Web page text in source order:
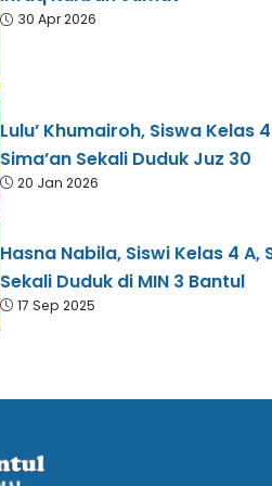
30 Apr 2026
​Lulu’ Khumairoh, Siswa Kelas
Sima’an Sekali Duduk Juz 30
20 Jan 2026
Hasna Nabila, Siswi Kelas 4
Sekali Duduk di MIN 3 Bantul
17 Sep 2025